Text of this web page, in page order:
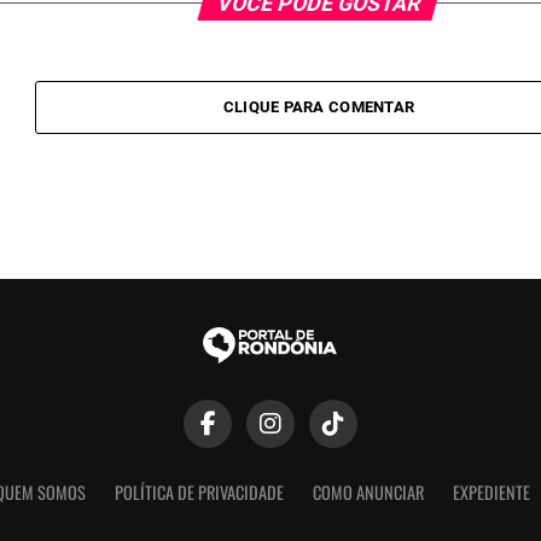
CLIQUE PARA COMENTAR
SOMOS POLÍTICA DE PRIVACIDADE COMO ANUNCIAR EXPEDIENTE